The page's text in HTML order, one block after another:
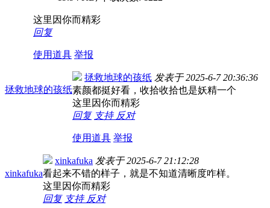
这里因你而精彩
回复
使用道具 举报
拯救地球的孩纸
拯救地球的孩纸 发表于2025-6-7 20:36:36
素颜都挺好看，收拾收拾也是妖精一个
这里因你而精彩
回复 支持 反对
使用道具 举报
xinkafuka
xinkafuka 发表于2025-6-7 21:12:28
看起来不错的样子，就是不知道清晰度咋样。
这里因你而精彩
回复 支持 反对